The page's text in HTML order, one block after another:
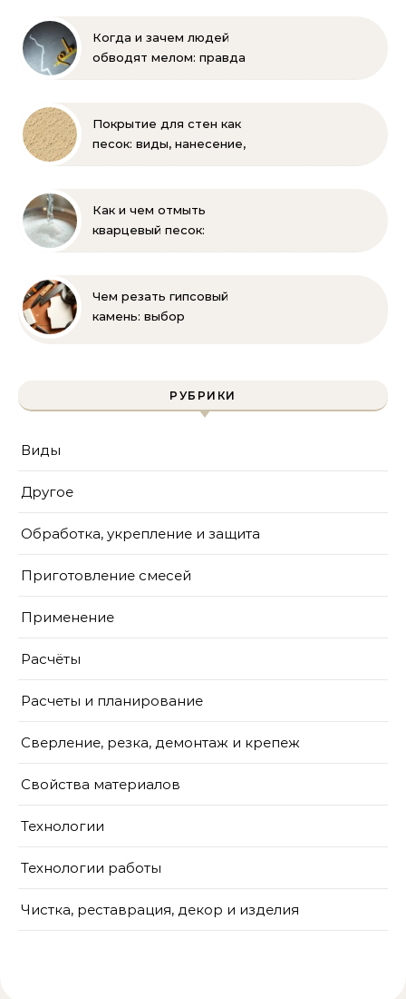
Когда и зачем людей
обводят мелом: правда
Покрытие для стен как
песок: виды, нанесение,
Как и чем отмыть
кварцевый песок:
Чем резать гипсовый
камень: выбор
РУБРИКИ
Виды
Другое
Обработка, укрепление и защита
Приготовление смесей
Применение
Расчёты
Расчеты и планирование
Сверление, резка, демонтаж и крепеж
Свойства материалов
Технологии
Технологии работы
Чистка, реставрация, декор и изделия